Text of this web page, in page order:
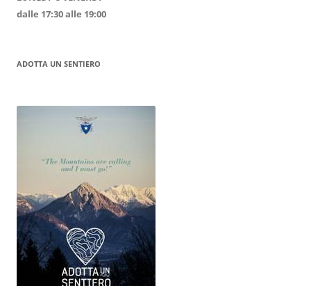
dalle 17:30 alle 19:00
ADOTTA UN SENTIERO